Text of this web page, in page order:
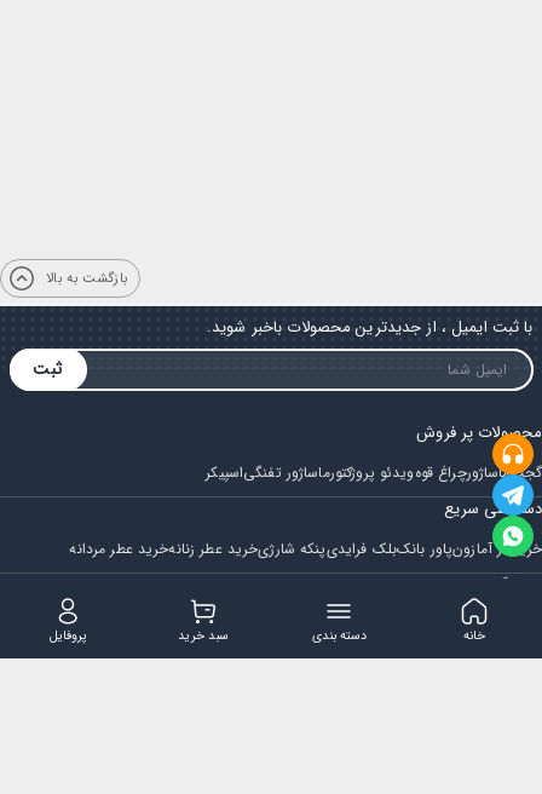
بازگشت به بالا
با ثبت ایمیل ، از جدیدترین محصولات باخبر شوید.
ثبت
محصولات پر فروش
گجتماساژورچراغ قوهویدئو پروژکتورماساژور تفنگیاسپیکر
دسترسی سریع
خرید از آمازونپاور بانکبلک فرایدیپنکه شارژیخرید عطر زنانهخرید عطر مردانه
فروشگاه
مجله ایران بابا قوانین و مقررات سوالات متداول
تماس با ایران بابا
پروفایل سبد خرید دسته بندی خانه